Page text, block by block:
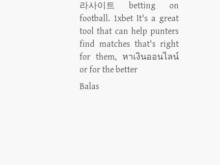
라사이트 betting on
football. 1xbet It's a great
tool that can help punters
find matches that's right
for them, หาเงินออนไลน์
or for the better
Balas